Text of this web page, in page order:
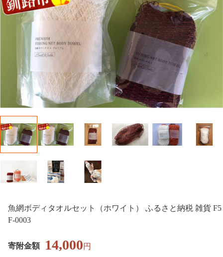
魚網ボディタオルセット（ホワイト） ふるさと納税 雑貨 F5
F-0003
寄附金額 14,000円